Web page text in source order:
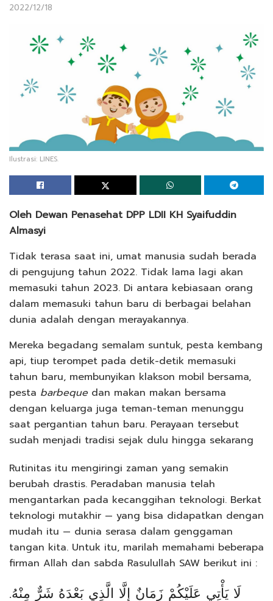
2022/12/18
Ilustrasi: LINES.
Oleh Dewan Penasehat DPP LDII KH Syaifuddin
Almasyi
Tidak terasa saat ini, umat manusia sudah berada
di pengujung tahun 2022. Tidak lama lagi akan
memasuki tahun 2023. Di antara kebiasaan orang
dalam memasuki tahun baru di berbagai belahan
dunia adalah dengan merayakannya.
Mereka begadang semalam suntuk, pesta kembang
api, tiup terompet pada detik-detik memasuki
tahun baru, membunyikan klakson mobil bersama,
pesta barbeque dan makan makan bersama
dengan keluarga juga teman-teman menunggu
saat pergantian tahun baru. Perayaan tersebut
sudah menjadi tradisi sejak dulu hingga sekarang
Rutinitas itu mengiringi zaman yang semakin
berubah drastis. Peradaban manusia telah
mengantarkan pada kecanggihan teknologi. Berkat
teknologi mutakhir — yang bisa didapatkan dengan
mudah itu — dunia serasa dalam genggaman
tangan kita. Untuk itu, marilah memahami beberapa
firman Allah dan sabda Rasulullah SAW berikut ini :
لَا يَأْتِي عَلَيْكُمْ زَمَانٌ إِلَّا الَّذِي بَعْدَهُ شَرٌّ مِنْهُ.